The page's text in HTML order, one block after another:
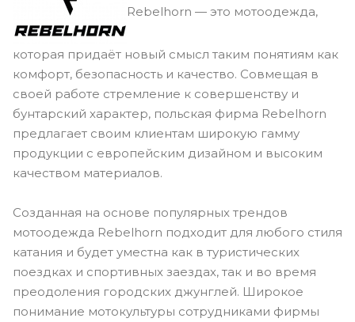
Rebelhorn — это мотоодежда,
которая придаёт новый смысл таким понятиям как
комфорт, безопасность и качество. Совмещая в
своей работе стремление к совершенству и
бунтарский характер, польская фирма Rebelhorn
предлагает своим клиентам широкую гамму
продукции с европейским дизайном и высоким
качеством материалов.
Созданная на основе популярных трендов
мотоодежда Rebelhorn подходит для любого стиля
катания и будет уместна как в туристических
поездках и спортивных заездах, так и во время
преодоления городских джунглей. Широкое
понимание мотокультуры сотрудниками фирмы